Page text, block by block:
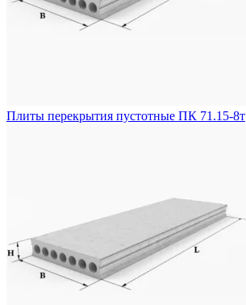
Плиты перекрытия пустотные ПК 71.15-8т